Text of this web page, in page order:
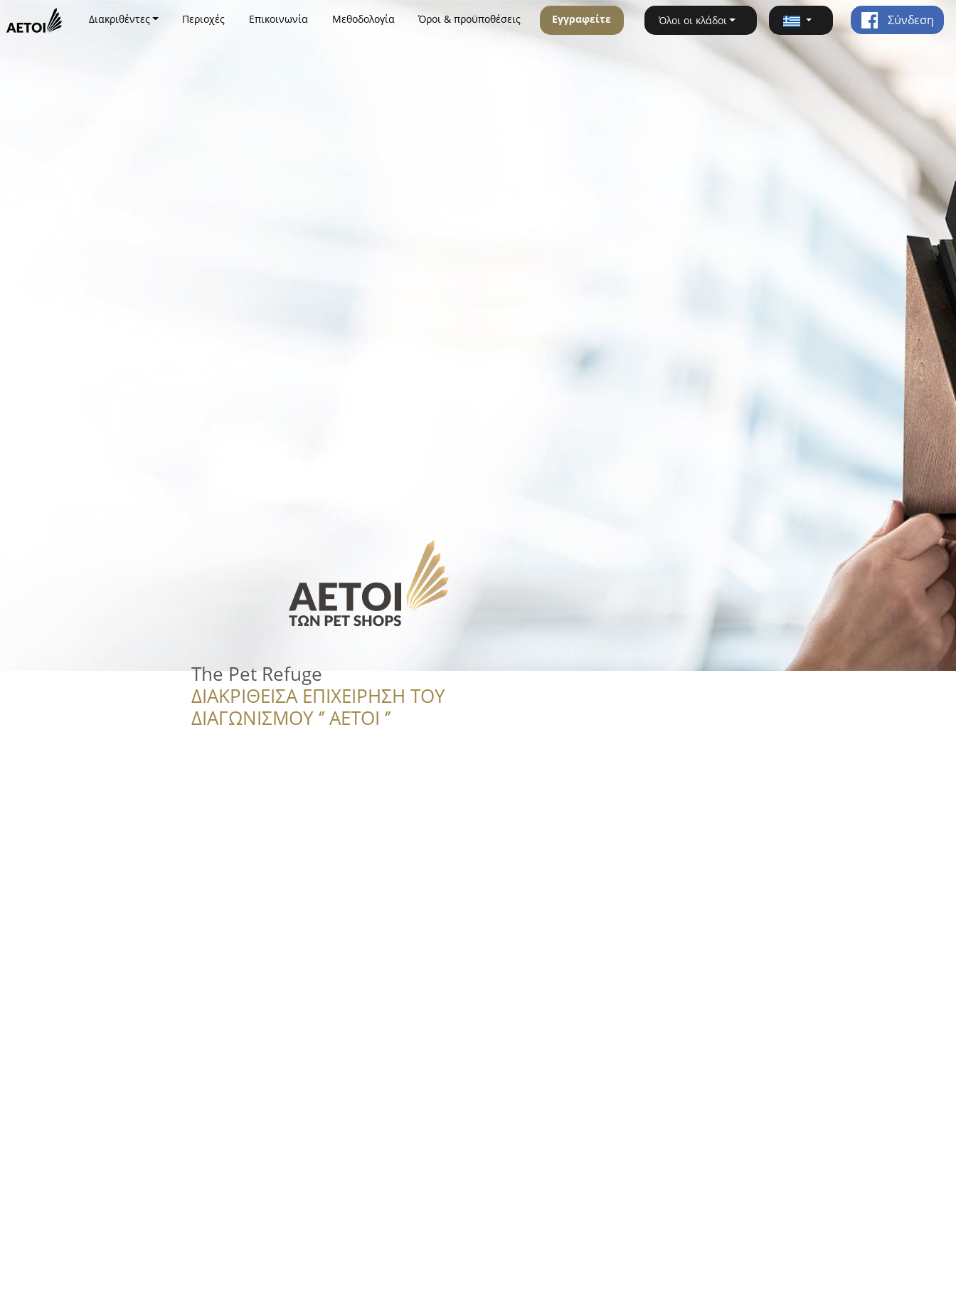
Διακριθέντες Περιοχές Επικοινωνία Μεθοδολογία Όροι & προϋποθέσεις Εγγραφείτε Όλοι οι κλάδοι Σύνδεση
The Pet Refuge
ΔΙΑΚΡΙΘΕΙΣΑ ΕΠΙΧΕΙΡΗΣΗ ΤΟΥ
ΔΙΑΓΩΝΙΣΜΟΥ ‘’ ΑΕΤΟΙ ‘’